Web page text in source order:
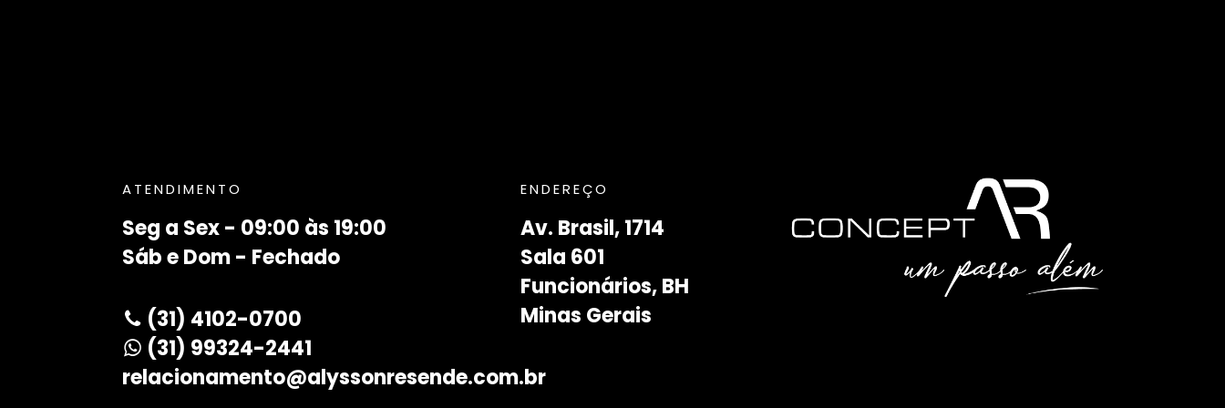
ATENDIMENTO
Seg a Sex - 09:00 às 19:00
Sáb e Dom - Fechado
(31) 4102-0700
(31) 99324-2441
relacionamento@alyssonresende.com.br
ENDEREÇO
Av. Brasil, 1714
Sala 601
Funcionários, BH
Minas Gerais